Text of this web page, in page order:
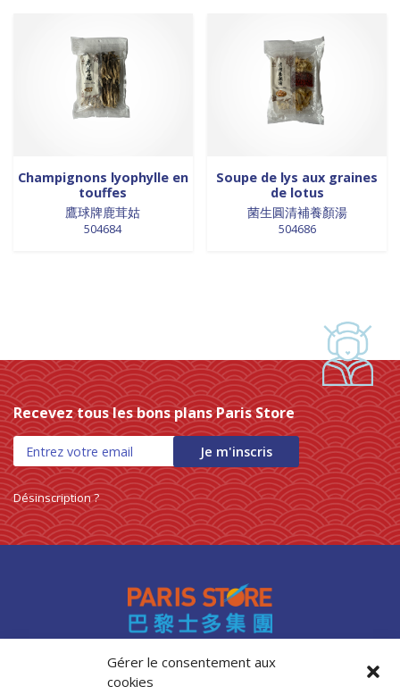
Gérer le consentement aux
cookies
Champignons lyophylle en
touffes
鷹球牌鹿茸姑
504684
Soupe de lys aux graines
de lotus
菌生圓清補養顏湯
504686
Recevez tous les bons plans Paris Store
Je m'inscris
Désinscription ?
Accès professionnels